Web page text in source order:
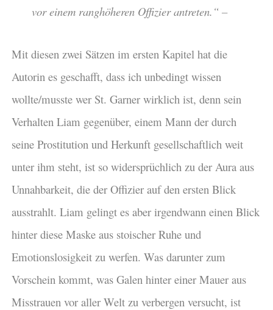
vor einem ranghöheren Offizier antreten.“ –
Mit diesen zwei Sätzen im ersten Kapitel hat die
Autorin es geschafft, dass ich unbedingt wissen
wollte/musste wer St. Garner wirklich ist, denn sein
Verhalten Liam gegenüber, einem Mann der durch
seine Prostitution und Herkunft gesellschaftlich weit
unter ihm steht, ist so widersprüchlich zu der Aura aus
Unnahbarkeit, die der Offizier auf den ersten Blick
ausstrahlt. Liam gelingt es aber irgendwann einen Blick
hinter diese Maske aus stoischer Ruhe und
Emotionslosigkeit zu werfen. Was darunter zum
Vorschein kommt, was Galen hinter einer Mauer aus
Misstrauen vor aller Welt zu verbergen versucht, ist